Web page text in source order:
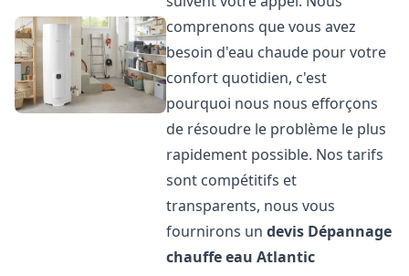
comprenons que vous avez
besoin d'eau chaude pour votre
confort quotidien, c'est
pourquoi nous nous efforçons
de résoudre le problème le plus
rapidement possible. Nos tarifs
sont compétitifs et
transparents, nous vous
fournirons undevis Dépannage
chauffe eau Atlantic